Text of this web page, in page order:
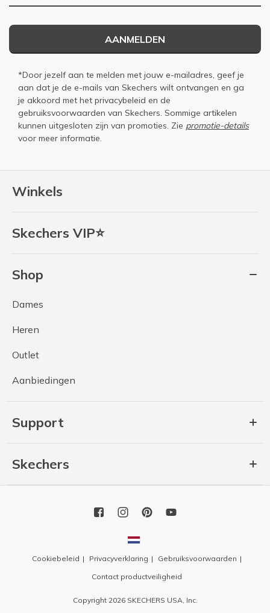
Winkels
Skechers VIP⭐
Shop
Dames
Heren
Outlet
Aanbiedingen
Support
Skechers
AANMELDEN
*Door jezelf aan te melden met jouw e-mailadres, geef je
aan dat je de e-mails van Skechers wilt ontvangen en ga
je akkoord met het privacybeleid en de
gebruiksvoorwaarden van Skechers. Sommige artikelen
kunnen uitgesloten zijn van promoties. Zie promotie-details
voor meer informatie.
Cookiebeleid Privacyverklaring
Gebruiksvoorwaarden
Contact productveiligheid
Copyright 2026 SKECHERS USA, Inc.